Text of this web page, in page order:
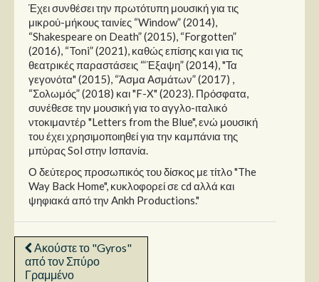
Έχει συνθέσει την πρωτότυπη μουσική για τις
μικρού-μήκους ταινίες “Window” (2014),
“Shakespeare on Death” (2015), “Forgotten”
(2016), “Toni” (2021), καθώς επίσης και για τις
θεατρικές παραστάσεις “‘Έξαψη” (2014), "Τα
γεγονότα" (2015), “Άσμα Ασμάτων” (2017) ,
“Σολωμός” (2018) και "F-X" (2023). Πρόσφατα,
συνέθεσε την μουσική για το αγγλο-ιταλικό
ντοκιμαντέρ "Letters from the Blue", ενώ μουσική
του έχει χρησιμοποιηθεί για την καμπάνια της
μπύρας Sol στην Ισπανία.
Ο δεύτερος προσωπικός του δίσκος με τίτλο "The
Way Back Home", κυκλοφορεί σε cd αλλά και
ψηφιακά από την Ankh Productions."
Ακούστε το "Gyros"
από τον Σπύρο
Γραμμένο